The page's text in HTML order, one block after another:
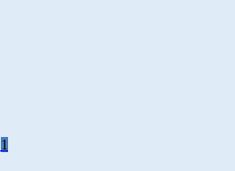
1